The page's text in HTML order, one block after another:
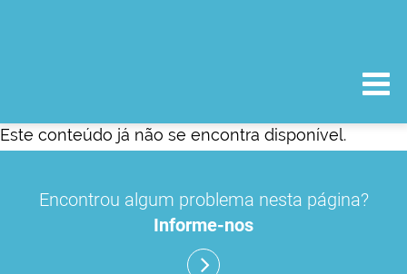
Este conteúdo já não se encontra disponível.
Encontrou algum problema nesta página?
Informe-nos